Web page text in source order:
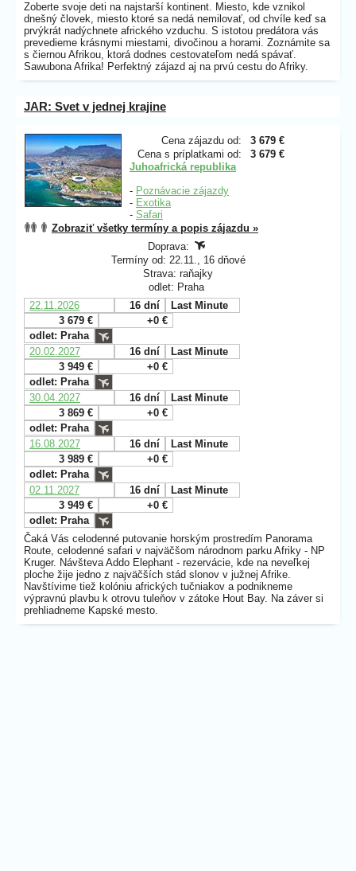
Zoberte svoje deti na najstarší kontinent. Miesto, kde vznikol
dnešný človek, miesto ktoré sa nedá nemilovať, od chvíle keď sa
prvýkrát nadýchnete afrického vzduchu. S istotou predátora vás
prevedieme krásnymi miestami, divočinou a horami. Zoznámite sa
s čiernou Afrikou, ktorá dodnes cestovateľom nedá spávať.
Sawubona Afrika! Perfektný zájazd aj na prvú cestu do Afriky.
JAR: Svet v jednej krajine
Cena zájazdu od:
3 679 €
Cena s príplatkami od:
3 679 €
Juhoafrická republika
- Poznávacie zájazdy
- Exotika
- Safari
Zobraziť všetky termíny a popis zájazdu »
Doprava:
Termíny od: 22.11., 16 dňové
Strava: raňajky
odlet: Praha
22.11.2026
16 dní
Last Minute
3 679 €
+0 €
odlet: Praha
20.02.2027
16 dní
Last Minute
3 949 €
+0 €
odlet: Praha
30.04.2027
16 dní
Last Minute
3 869 €
+0 €
odlet: Praha
16.08.2027
16 dní
Last Minute
3 989 €
+0 €
odlet: Praha
02.11.2027
16 dní
Last Minute
3 949 €
+0 €
odlet: Praha
Čaká Vás celodenné putovanie horským prostredím Panorama
Route, celodenné safari v najväčšom národnom parku Afriky - NP
Kruger. Návšteva Addo Elephant - rezervácie, kde na neveľkej
ploche žije jedno z najväčších stád slonov v južnej Afrike.
Navštívime tiež kolóniu afrických tučniakov a podnikneme
výpravnú plavbu k otrovu tuleňov v zátoke Hout Bay. Na záver si
prehliadneme Kapské mesto.